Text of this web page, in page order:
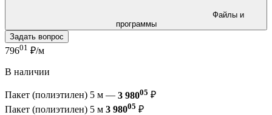
программы
Задать вопрос
79601 ₽/м
В наличии
Пакет (полиэтилен) 5 м — 3 98005 ₽
Пакет (полиэтилен) 5 м 3 98005 ₽